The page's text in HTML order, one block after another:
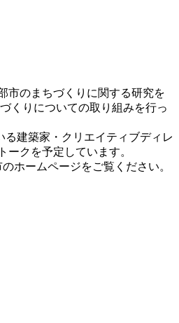
市のまちづくりに関する研究を
くりについての取り組みを行っ
建築家・クリエイティブディレ
クを予定しています。
ホームページをご覧ください。